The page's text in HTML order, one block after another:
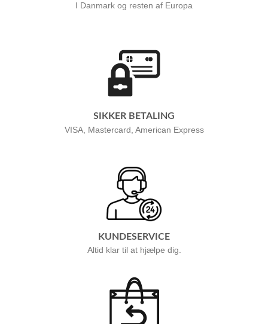
I Danmark og resten af Europa
SIKKER BETALING
VISA, Mastercard, American Express
KUNDESERVICE
Altid klar til at hjælpe dig.